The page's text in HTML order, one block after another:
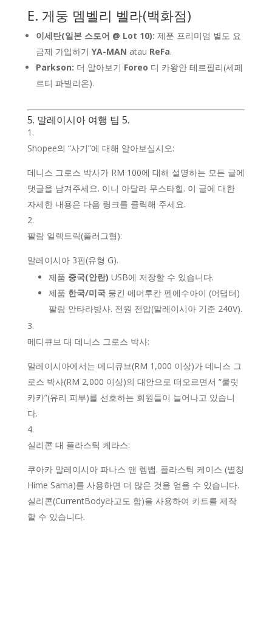
E. 게둥 멤벨리 벨라(백화점)
이세탄(일본 스토어 @ Lot 10): 제푼 프리미엄 별도 요
금제 가입하기 YA-MAN atau ReFa.
Parkson: 더 알아보기 Foreo 디 카왕안 테르필리(세페
르티 파빌리온).
5. 말레이시아 여행 팁 5.
Shopee의 “사기”에 대해 알아보십시오:
데니스 그로스 박사가 RM 100에 대해 설명하는 모든 글에
댓글을 남겨주세요. 이니 아달라 무스타힐. 이 글에 대한
자세한 내용은 다음 링크를 클릭해 주세요.
팔람 일렉트릭(플러그형):
말레이시아 3핀(유형 G).
제품 중국(안란) USB에 저장할 수 있습니다.
제품 한국/미국뭉킨 메머루칸 펜예수아이 (어댑터)
팔람 안타라방사. 전원 전압(말레이시아 기준 240V).
메디큐브 대 데니스 그로스 박사:
말레이시아에서는 메디큐브(RM 1,000 이상)가 데니스 그
로스 박사(RM 2,000 이상)의 대안으로 떠오르면서 “쿨릿
카카”(유리 피부)를 선호하는 회원들이 늘어나고 있습니
다.
실리콘 대 플라스틱 케라스:
쿠아카 말레이시아 파나스 앤 렘뱁. 플라스틱 케이스 (별칭
Hime Sama)를 사용하면 더 많은 것을 얻을 수 있습니다.
실리콘(CurrentBody라고도 함)을 사용하여 키트를 제작
할 수 있습니다.